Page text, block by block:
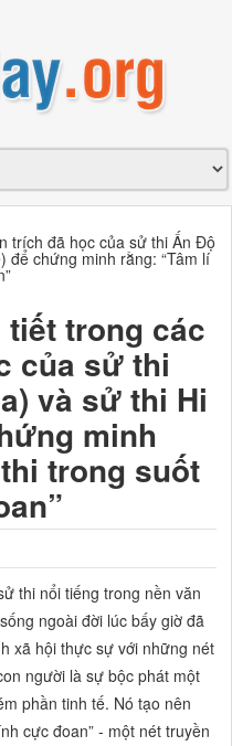
trích đã học của sử thi Ấn Độ
để chứng minh rằng: “Tâm lí
trong các
của sử thi
và sử thi Hi
minh
trong suốt
thi nổi tiếng trong nền văn
ngoài đời lúc bấy giờ đã
xã hội thực sự với những nét
người là sự bộc phát một
phần tinh tế. Nó tạo nên
cực đoan” - một nét truyền